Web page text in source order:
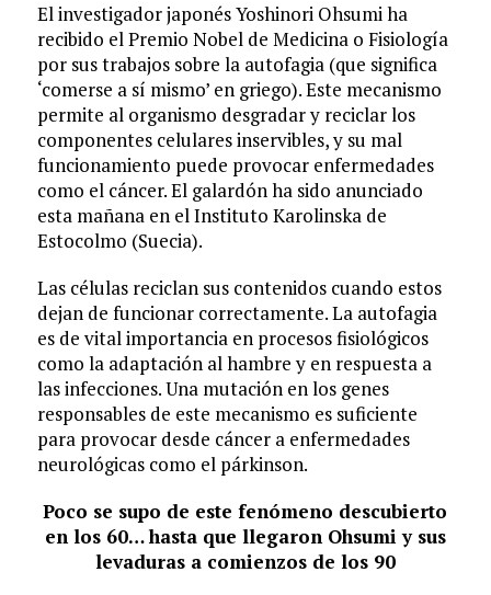
El investigador japonés Yoshinori Ohsumi ha
recibido el Premio Nobel de Medicina o Fisiología
por sus trabajos sobre la autofagia (que significa
‘comerse a sí mismo’ en griego). Este mecanismo
permite al organismo desgradar y reciclar los
componentes celulares inservibles, y su mal
funcionamiento puede provocar enfermedades
como el cáncer. El galardón ha sido anunciado
esta mañana en el Instituto Karolinska de
Estocolmo (Suecia).
Las células reciclan sus contenidos cuando estos
dejan de funcionar correctamente. La autofagia
es de vital importancia en procesos fisiológicos
como la adaptación al hambre y en respuesta a
las infecciones. Una mutación en los genes
responsables de este mecanismo es suficiente
para provocar desde cáncer a enfermedades
neurológicas como el párkinson.
Poco se supo de este fenómeno descubierto
en los 60… hasta que llegaron Ohsumi y sus
levaduras a comienzos de los 90